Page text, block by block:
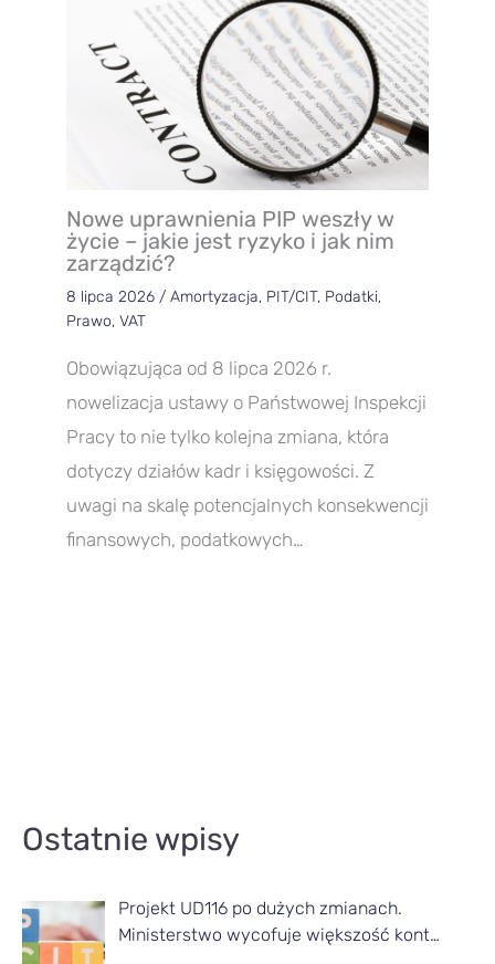
Nowe uprawnienia PIP weszły w
życie – jakie jest ryzyko i jak nim
zarządzić?
8 lipca 2026 / Amortyzacja, PIT/CIT, Podatki,
Prawo, VAT
Obowiązująca od 8 lipca 2026 r.
nowelizacja ustawy o Państwowej Inspekcji
Pracy to nie tylko kolejna zmiana, która
dotyczy działów kadr i księgowości. Z
uwagi na skalę potencjalnych konsekwencji
finansowych, podatkowych…
Ostatnie wpisy
Projekt UD116 po dużych zmianach.
Ministerstwo wycofuje większość kont…
r
y
k